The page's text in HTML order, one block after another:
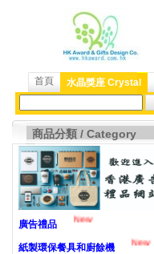
首頁 水晶獎座 Crystal
商品分類 / Category
廣告禮品 New
紙製環保餐具和廚餘機 New